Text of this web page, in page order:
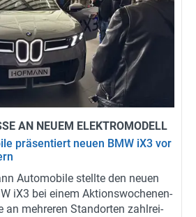
AN NEUEM ELEK­TRO­MO­DELL
prä­sen­tiert neuen BMW iX3 vor
Au­to­mo­bi­le stell­te den neuen
iX3 bei einem Ak­ti­ons­wo­chen­en­
an meh­re­ren Stand­or­ten zahl­rei­